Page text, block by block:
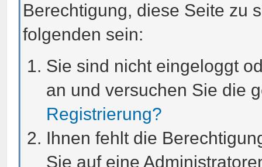
Berechtigung, diese Seite zu
folgenden sein:
Sie sind nicht eingeloggt
an und versuchen Sie die
Registrierung?
Ihnen fehlt die
Sie auf eine